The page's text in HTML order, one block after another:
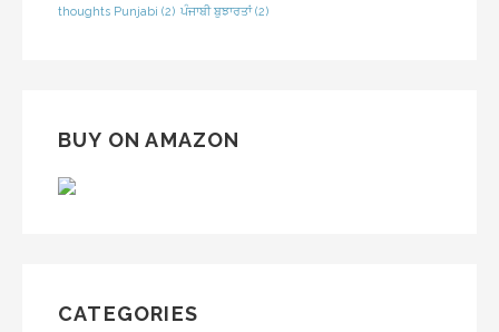
thoughts Punjabi (2) ਪੰਜਾਬੀ ਬੁਝਾਰਤਾਂ(2)
BUY ON AMAZON
CATEGORIES